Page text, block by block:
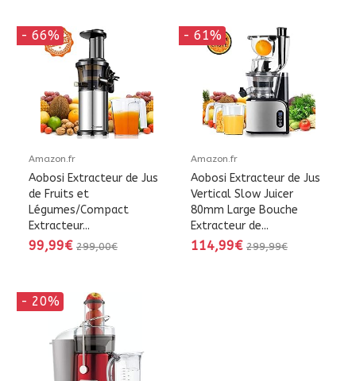
- 66%
Amazon.fr
Aobosi Extracteur de Jus
de Fruits et
Légumes/Compact
Extracteur...
99,99€ 299,00€
- 61%
Amazon.fr
Aobosi Extracteur de Jus
Vertical Slow Juicer
80mm Large Bouche
Extracteur de...
114,99€ 299,99€
- 20%